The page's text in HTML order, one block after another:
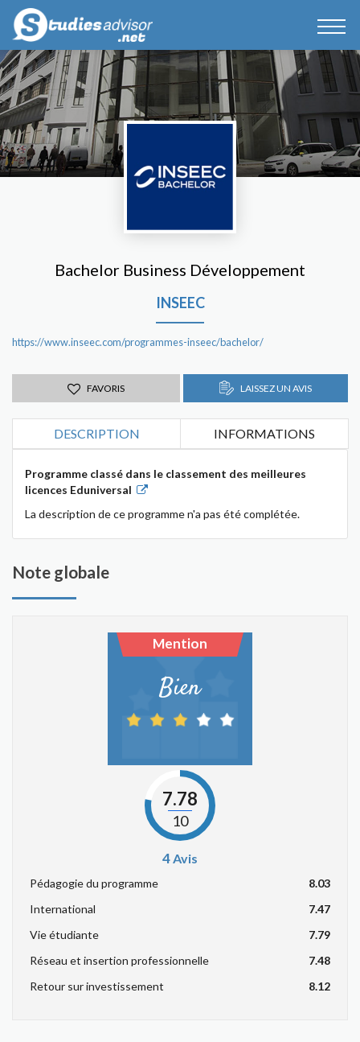
Bachelor Business Développement
INSEEC
https://www.inseec.com/programmes-inseec/bachelor/
FAVORIS LAISSEZ UN AVIS
DESCRIPTION INFORMATIONS
Programme classé dans le classement des meilleures
licences Eduniversal
La description de ce programme n'a pas été complétée.
Note globale
Mention
Bien
7.78
10
4Avis
Pédagogie du programme
8.03
International
7.47
Vie étudiante
7.79
Réseau et insertion professionnelle
7.48
Retour sur investissement
8.12